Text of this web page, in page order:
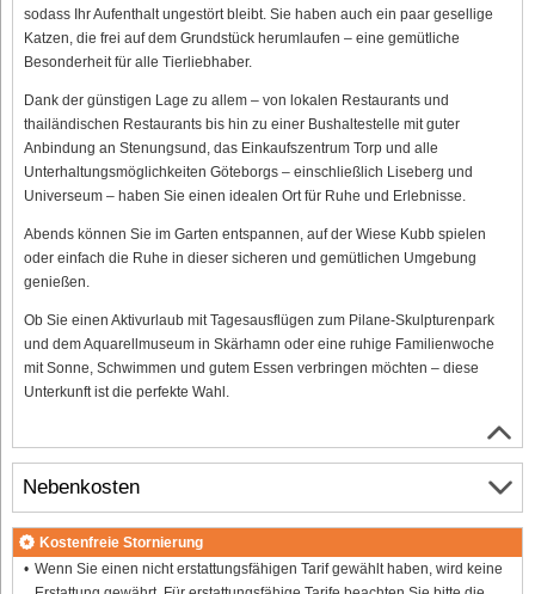
sodass Ihr Aufenthalt ungestört bleibt. Sie haben auch ein paar gesellige
Katzen, die frei auf dem Grundstück herumlaufen – eine gemütliche
Besonderheit für alle Tierliebhaber.
Dank der günstigen Lage zu allem – von lokalen Restaurants und
thailändischen Restaurants bis hin zu einer Bushaltestelle mit guter
Anbindung an Stenungsund, das Einkaufszentrum Torp und alle
Unterhaltungsmöglichkeiten Göteborgs – einschließlich Liseberg und
Universeum – haben Sie einen idealen Ort für Ruhe und Erlebnisse.
Abends können Sie im Garten entspannen, auf der Wiese Kubb spielen
oder einfach die Ruhe in dieser sicheren und gemütlichen Umgebung
genießen.
Ob Sie einen Aktivurlaub mit Tagesausflügen zum Pilane-Skulpturenpark
und dem Aquarellmuseum in Skärhamn oder eine ruhige Familienwoche
mit Sonne, Schwimmen und gutem Essen verbringen möchten – diese
Unterkunft ist die perfekte Wahl.
Nebenkosten
Kostenfreie Stornierung
Wenn Sie einen nicht erstattungsfähigen Tarif gewählt haben, wird keine